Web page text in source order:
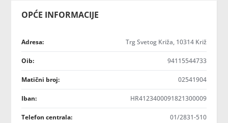
OPĆE INFORMACIJE
Adresa: Trg Svetog Križa, 10314 Križ
Oib: 94115544733
Matični broj: 02541904
Iban: HR4123400091821300009
Telefon centrala: 01/2831-510